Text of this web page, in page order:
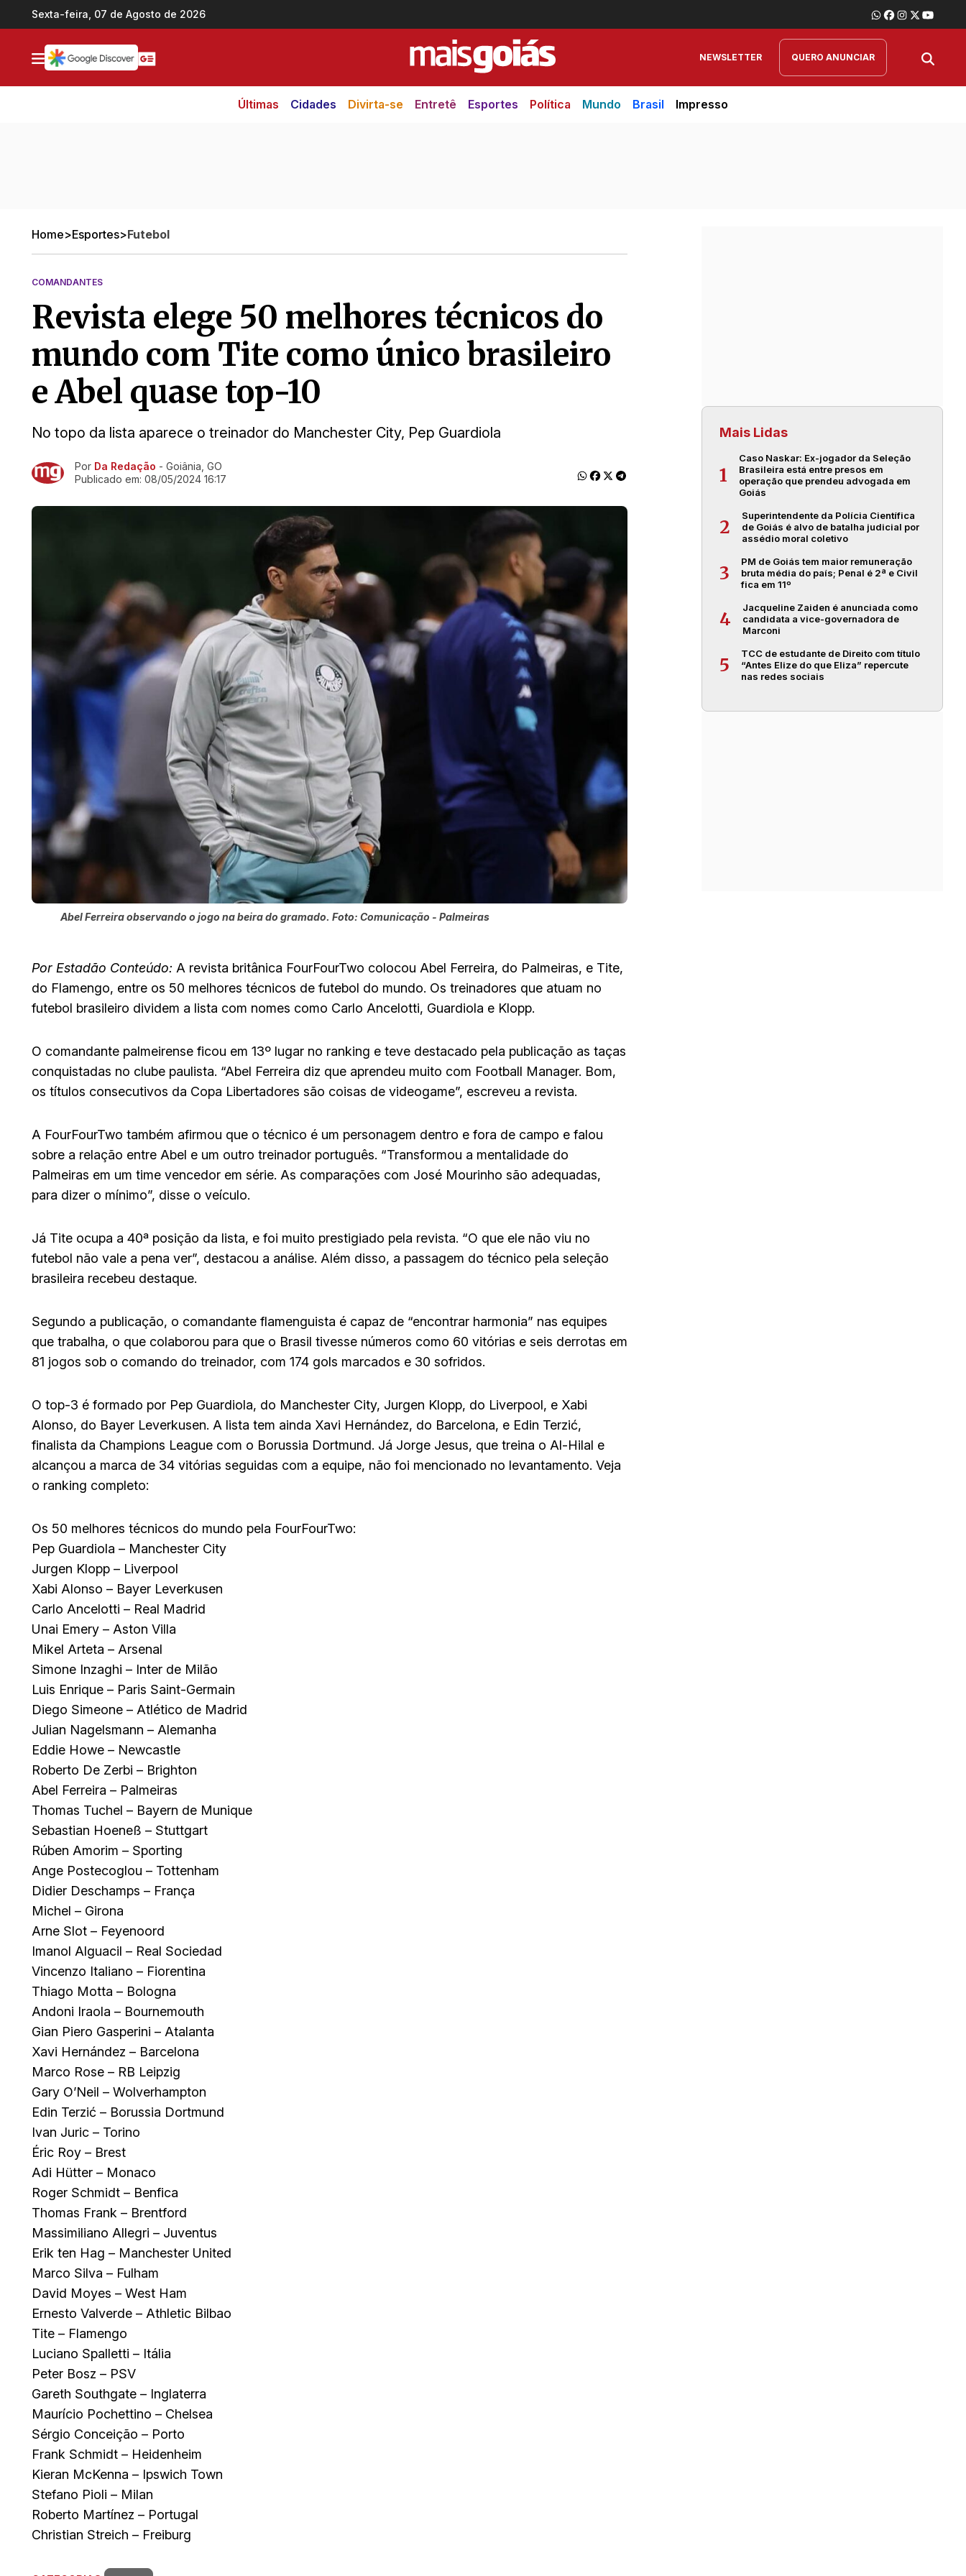
Ir direto pro conteúdo
Sexta-feira, 07 de Agosto de 2026
NEWSLETTER QUERO ANUNCIAR
Últimas Cidades Divirta-se Entretê Esportes Política Mundo Brasil Impresso
Home>Esportes>Futebol
COMANDANTES
Revista elege 50 melhores técnicos do
mundo com Tite como único brasileiro
e Abel quase top-10
No topo da lista aparece o treinador do Manchester City, Pep Guardiola
Ir direto pra matéria
Por Da Redação - Goiânia, GO
Publicado em: 08/05/2024 16:17
Abel Ferreira observando o jogo na beira do gramado. Foto: Comunicação - Palmeiras
Por Estadão Conteúdo: A revista britânica FourFourTwo colocou Abel Ferreira, do Palmeiras, e Tite,
do Flamengo, entre os 50 melhores técnicos de futebol do mundo. Os treinadores que atuam no
futebol brasileiro dividem a lista com nomes como Carlo Ancelotti, Guardiola e Klopp.
O comandante palmeirense ficou em 13º lugar no ranking e teve destacado pela publicação as taças
conquistadas no clube paulista. “Abel Ferreira diz que aprendeu muito com Football Manager. Bom,
os títulos consecutivos da Copa Libertadores são coisas de videogame”, escreveu a revista.
A FourFourTwo também afirmou que o técnico é um personagem dentro e fora de campo e falou
sobre a relação entre Abel e um outro treinador português. “Transformou a mentalidade do
Palmeiras em um time vencedor em série. As comparações com José Mourinho são adequadas,
para dizer o mínimo”, disse o veículo.
Já Tite ocupa a 40ª posição da lista, e foi muito prestigiado pela revista. “O que ele não viu no
futebol não vale a pena ver”, destacou a análise. Além disso, a passagem do técnico pela seleção
brasileira recebeu destaque.
Segundo a publicação, o comandante flamenguista é capaz de “encontrar harmonia” nas equipes
que trabalha, o que colaborou para que o Brasil tivesse números como 60 vitórias e seis derrotas em
81 jogos sob o comando do treinador, com 174 gols marcados e 30 sofridos.
O top-3 é formado por Pep Guardiola, do Manchester City, Jurgen Klopp, do Liverpool, e Xabi
Alonso, do Bayer Leverkusen. A lista tem ainda Xavi Hernández, do Barcelona, e Edin Terzić,
finalista da Champions League com o Borussia Dortmund. Já Jorge Jesus, que treina o Al-Hilal e
alcançou a marca de 34 vitórias seguidas com a equipe, não foi mencionado no levantamento. Veja
o ranking completo:
Os 50 melhores técnicos do mundo pela FourFourTwo:
Pep Guardiola – Manchester City
Jurgen Klopp – Liverpool
Xabi Alonso – Bayer Leverkusen
Carlo Ancelotti – Real Madrid
Unai Emery – Aston Villa
Mikel Arteta – Arsenal
Simone Inzaghi – Inter de Milão
Luis Enrique – Paris Saint-Germain
Diego Simeone – Atlético de Madrid
Julian Nagelsmann – Alemanha
Eddie Howe – Newcastle
Roberto De Zerbi – Brighton
Abel Ferreira – Palmeiras
Thomas Tuchel – Bayern de Munique
Sebastian Hoeneß – Stuttgart
Rúben Amorim – Sporting
Ange Postecoglou – Tottenham
Didier Deschamps – França
Michel – Girona
Arne Slot – Feyenoord
Imanol Alguacil – Real Sociedad
Vincenzo Italiano – Fiorentina
Thiago Motta – Bologna
Andoni Iraola – Bournemouth
Gian Piero Gasperini – Atalanta
Xavi Hernández – Barcelona
Marco Rose – RB Leipzig
Gary O’Neil – Wolverhampton
Edin Terzić – Borussia Dortmund
Ivan Juric – Torino
Éric Roy – Brest
Adi Hütter – Monaco
Roger Schmidt – Benfica
Thomas Frank – Brentford
Massimiliano Allegri – Juventus
Erik ten Hag – Manchester United
Marco Silva – Fulham
David Moyes – West Ham
Ernesto Valverde – Athletic Bilbao
Tite – Flamengo
Luciano Spalletti – Itália
Peter Bosz – PSV
Gareth Southgate – Inglaterra
Maurício Pochettino – Chelsea
Sérgio Conceição – Porto
Frank Schmidt – Heidenheim
Kieran McKenna – Ipswich Town
Stefano Pioli – Milan
Roberto Martínez – Portugal
Christian Streich – Freiburg
Mais Lidas
1
Caso Naskar: Ex-jogador da Seleção
Brasileira está entre presos em
operação que prendeu advogada em
Goiás
2
Superintendente da Polícia Científica
de Goiás é alvo de batalha judicial por
assédio moral coletivo
3
PM de Goiás tem maior remuneração
bruta média do país; Penal é 2ª e Civil
fica em 11º
4
Jacqueline Zaiden é anunciada como
candidata a vice-governadora de
Marconi
5
TCC de estudante de Direito com título
“Antes Elize do que Eliza” repercute
nas redes sociais